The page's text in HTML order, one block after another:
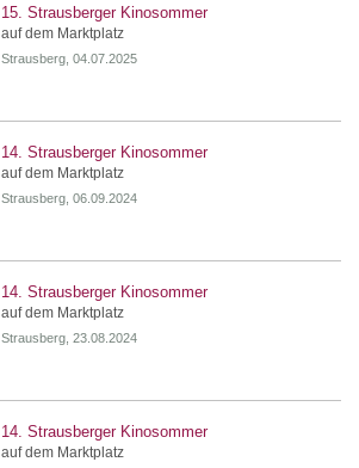
15. Strausberger Kinosommer
auf dem Marktplatz
Strausberg, 04.07.2025
14. Strausberger Kinosommer
auf dem Marktplatz
Strausberg, 06.09.2024
14. Strausberger Kinosommer
auf dem Marktplatz
Strausberg, 23.08.2024
14. Strausberger Kinosommer
auf dem Marktplatz